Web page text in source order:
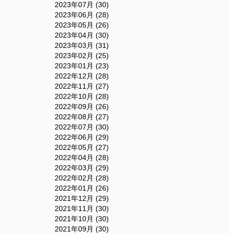
2023年07月 (30)
2023年06月 (28)
2023年05月 (26)
2023年04月 (30)
2023年03月 (31)
2023年02月 (25)
2023年01月 (23)
2022年12月 (28)
2022年11月 (27)
2022年10月 (28)
2022年09月 (26)
2022年08月 (27)
2022年07月 (30)
2022年06月 (29)
2022年05月 (27)
2022年04月 (28)
2022年03月 (29)
2022年02月 (28)
2022年01月 (26)
2021年12月 (29)
2021年11月 (30)
2021年10月 (30)
2021年09月 (30)